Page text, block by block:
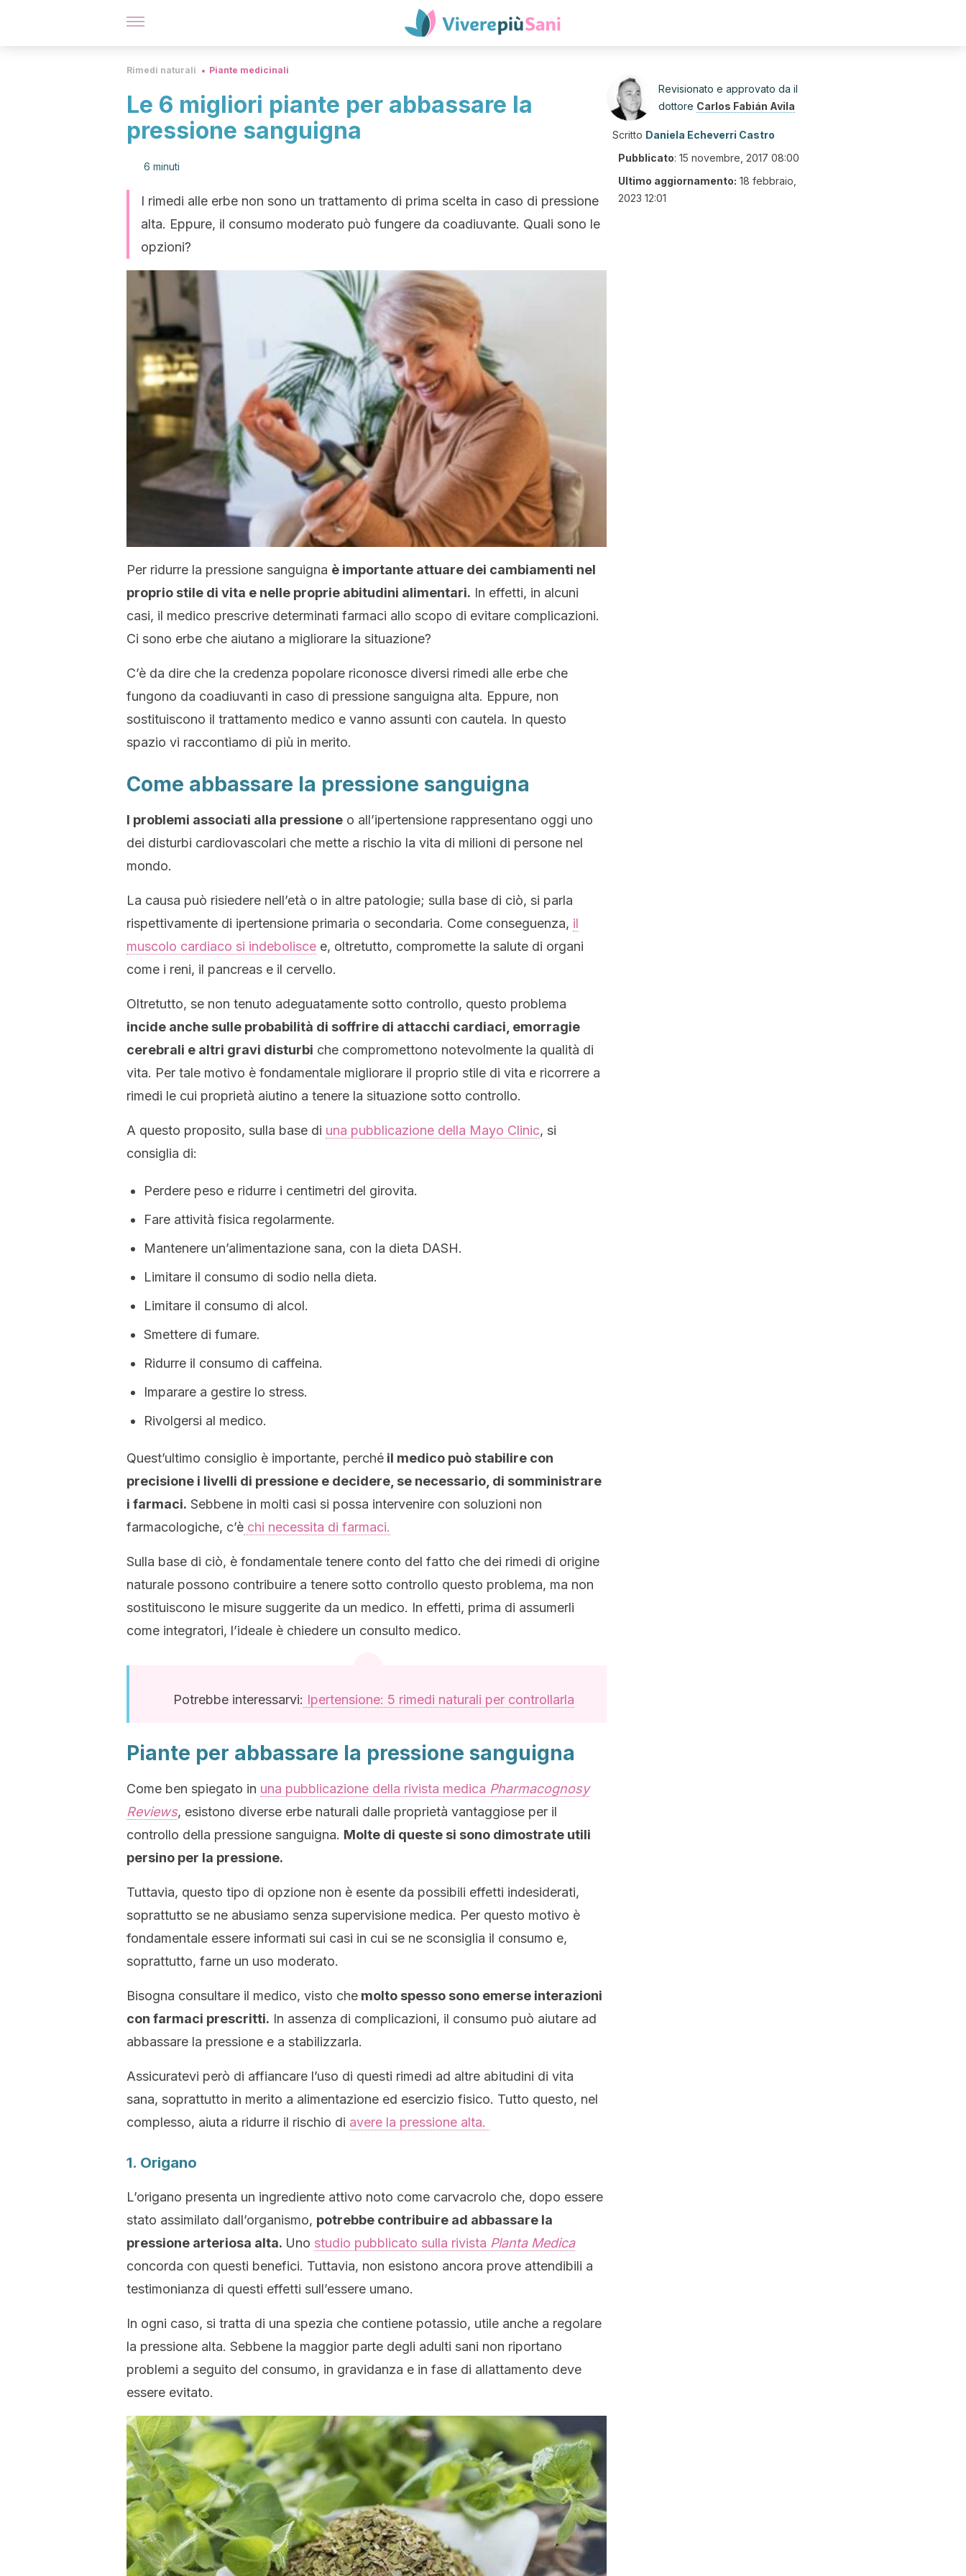
Rimedi naturali Piante medicinali
Le 6 migliori piante per abbassare la
pressione sanguigna
6 minuti
I rimedi alle erbe non sono un trattamento di prima scelta in caso di pressione
alta. Eppure, il consumo moderato può fungere da coadiuvante. Quali sono le
opzioni?
Per ridurre la pressione sanguigna è importante attuare dei cambiamenti nel
proprio stile di vita e nelle proprie abitudini alimentari. In effetti, in alcuni
casi, il medico prescrive determinati farmaci allo scopo di evitare complicazioni.
Ci sono erbe che aiutano a migliorare la situazione?
C’è da dire che la credenza popolare riconosce diversi rimedi alle erbe che
fungono da coadiuvanti in caso di pressione sanguigna alta. Eppure, non
sostituiscono il trattamento medico e vanno assunti con cautela. In questo
spazio vi raccontiamo di più in merito.
Come abbassare la pressione sanguigna
I problemi associati alla pressione o all’ipertensione rappresentano oggi uno
dei disturbi cardiovascolari che mette a rischio la vita di milioni di persone nel
mondo.
La causa può risiedere nell’età o in altre patologie; sulla base di ciò, si parla
rispettivamente di ipertensione primaria o secondaria. Come conseguenza, il
muscolo cardiaco si indebolisce e, oltretutto, compromette la salute di organi
come i reni, il pancreas e il cervello.
Oltretutto, se non tenuto adeguatamente sotto controllo, questo problema
incide anche sulle probabilità di soffrire di attacchi cardiaci, emorragie
cerebrali e altri gravi disturbi che compromettono notevolmente la qualità di
vita. Per tale motivo è fondamentale migliorare il proprio stile di vita e ricorrere a
rimedi le cui proprietà aiutino a tenere la situazione sotto controllo.
A questo proposito, sulla base di una pubblicazione della Mayo Clinic, si
consiglia di:
Perdere peso e ridurre i centimetri del girovita.
Fare attività fisica regolarmente.
Mantenere un’alimentazione sana, con la dieta DASH.
Limitare il consumo di sodio nella dieta.
Limitare il consumo di alcol.
Smettere di fumare.
Ridurre il consumo di caffeina.
Imparare a gestire lo stress.
Rivolgersi al medico.
Quest’ultimo consiglio è importante, perché il medico può stabilire con
precisione i livelli di pressione e decidere, se necessario, di somministrare
i farmaci. Sebbene in molti casi si possa intervenire con soluzioni non
farmacologiche, c’è chi necessita di farmaci.
Sulla base di ciò, è fondamentale tenere conto del fatto che dei rimedi di origine
naturale possono contribuire a tenere sotto controllo questo problema, ma non
sostituiscono le misure suggerite da un medico. In effetti, prima di assumerli
come integratori, l’ideale è chiedere un consulto medico.
Potrebbe interessarvi: Ipertensione: 5 rimedi naturali per controllarla
Piante per abbassare la pressione sanguigna
Come ben spiegato in una pubblicazione della rivista medica Pharmacognosy
Reviews, esistono diverse erbe naturali dalle proprietà vantaggiose per il
controllo della pressione sanguigna. Molte di queste si sono dimostrate utili
persino per la pressione.
Tuttavia, questo tipo di opzione non è esente da possibili effetti indesiderati,
soprattutto se ne abusiamo senza supervisione medica. Per questo motivo è
fondamentale essere informati sui casi in cui se ne sconsiglia il consumo e,
soprattutto, farne un uso moderato.
Bisogna consultare il medico, visto che molto spesso sono emerse interazioni
con farmaci prescritti. In assenza di complicazioni, il consumo può aiutare ad
abbassare la pressione e a stabilizzarla.
Assicuratevi però di affiancare l’uso di questi rimedi ad altre abitudini di vita
sana, soprattutto in merito a alimentazione ed esercizio fisico. Tutto questo, nel
complesso, aiuta a ridurre il rischio di avere la pressione alta.
1. Origano
L’origano presenta un ingrediente attivo noto come carvacrolo che, dopo essere
stato assimilato dall’organismo, potrebbe contribuire ad abbassare la
pressione arteriosa alta. Uno studio pubblicato sulla rivista Planta Medica
concorda con questi benefici. Tuttavia, non esistono ancora prove attendibili a
testimonianza di questi effetti sull’essere umano.
In ogni caso, si tratta di una spezia che contiene potassio, utile anche a regolare
la pressione alta. Sebbene la maggior parte degli adulti sani non riportano
problemi a seguito del consumo, in gravidanza e in fase di allattamento deve
essere evitato.
Revisionato e approvato da il
dottore Carlos Fabián Avila
Scritto Daniela Echeverri Castro
Pubblicato: 15 novembre, 2017 08:00
Ultimo aggiornamento: 18 febbraio,
2023 12:01